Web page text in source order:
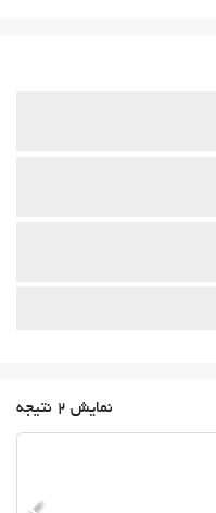
نمایش 2 نتیجه